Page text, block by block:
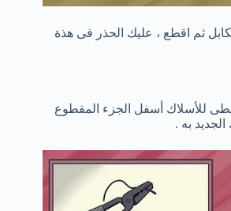
الكابل ثم اقطع ، عليك الحذر فى هذة
للأسلاك أسفل الجزء المقطوع
به .